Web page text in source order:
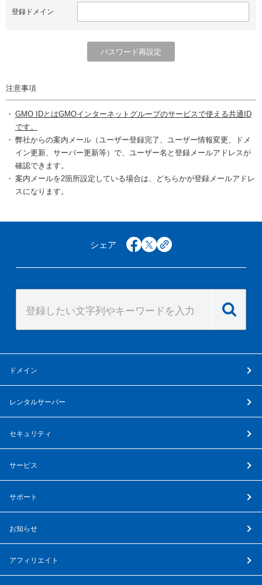
登録ドメイン
注意事項
GMO IDとはGMOインターネットグループのサービスで使える共通ID
です。
弊社からの案内メール（ユーザー登録完了、ユーザー情報変更、ドメ
イン更新、サーバー更新等）で、ユーザー名と登録メールアドレスが
確認できます。
案内メールを2箇所設定している場合は、どちらかが登録メールアドレ
スになります。
シェア facebook
x copy
ドメイン
レンタルサーバー
セキュリティ
サービス
サポート
お知らせ
アフィリエイト